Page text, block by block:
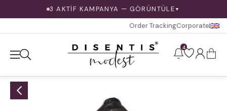
3 AKTİF KAMPANYA — GÖRÜNTÜLE ▼
Order TrackingCorporate
4